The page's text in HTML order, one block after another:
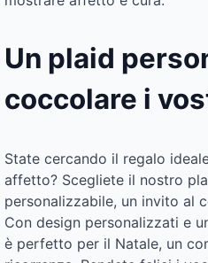
Un plaid
coccolare i
State cercando il regalo
affetto? Scegliete il nostro
personalizzabile, un invito al
Con design personalizzati e
è perfetto per il Natale, un